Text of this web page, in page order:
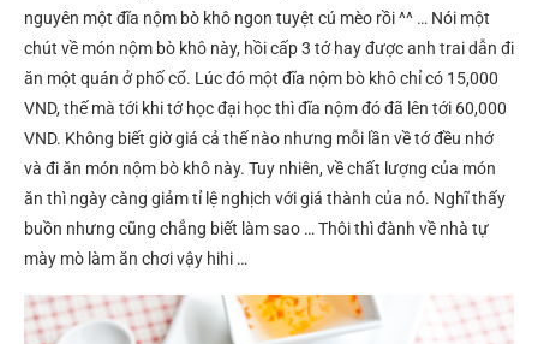
nguyên một đĩa nộm bò khô ngon tuyệt cú mèo rồi ^^ … Nói một
chút về món nộm bò khô này, hồi cấp 3 tớ hay được anh trai dẫn đi
ăn một quán ở phố cổ. Lúc đó một đĩa nộm bò khô chỉ có 15,000
VND, thế mà tới khi tớ học đại học thì đĩa nộm đó đã lên tới 60,000
VND. Không biết giờ giá cả thế nào nhưng mỗi lần về tớ đều nhớ
và đi ăn món nộm bò khô này. Tuy nhiên, về chất lượng của món
ăn thì ngày càng giảm tỉ lệ nghịch với giá thành của nó. Nghĩ thấy
buồn nhưng cũng chẳng biết làm sao … Thôi thì đành về nhà tự
mày mò làm ăn chơi vậy hihi …